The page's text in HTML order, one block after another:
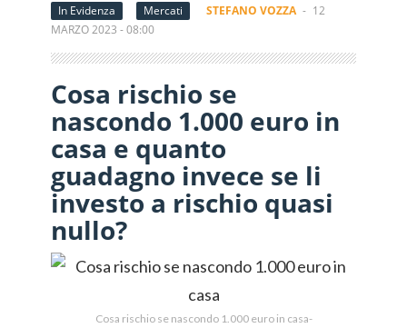
In Evidenza
Mercati STEFANO VOZZA - 12
MARZO 2023 - 08:00
Cosa rischio se
nascondo 1.000 euro in
casa e quanto
guadagno invece se li
investo a rischio quasi
nullo?
Cosa rischio se nascondo 1.000 euro in casa-